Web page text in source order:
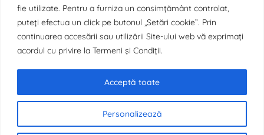
fie utilizate. Pentru a furniza un consimțământ controlat,
puteți efectua un click pe butonul „Setări cookie”. Prin
continuarea accesării sau utilizării Site-ului web vă exprimați
acordul cu privire la Termeni și Condiții.
Personalizează
Acceptă toate
e-SCIM